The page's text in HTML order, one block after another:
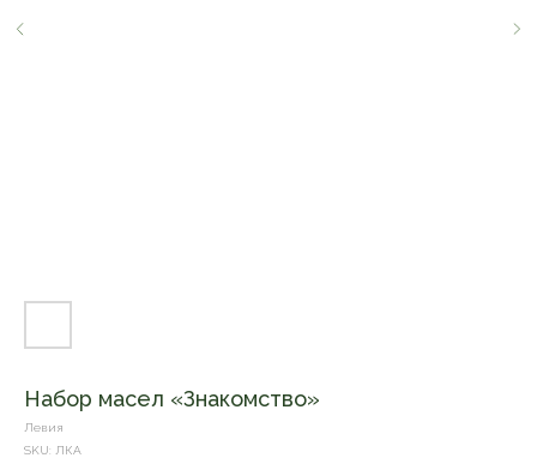
Набор масел «Знакомство»
Левия
SKU: ЛКА